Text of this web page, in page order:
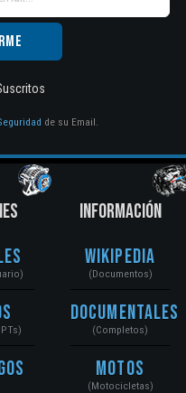
de su Email.
INFORMACIÓN
Wikipedia
(Documentos)
Documentales
(Completos)
Motos
(Motocicletas)